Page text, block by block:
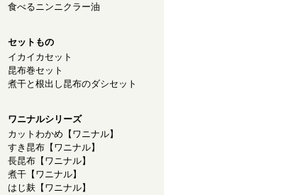
食べるニンニクラー油
セットもの
イカイカセット
昆布巻セット
煮干と根出し昆布のダシセット
ワニナルシリーズ
カットわかめ【ワニナル】
すき昆布【ワニナル】
長昆布【ワニナル】
煮干【ワニナル】
はじ麸【ワニナル】